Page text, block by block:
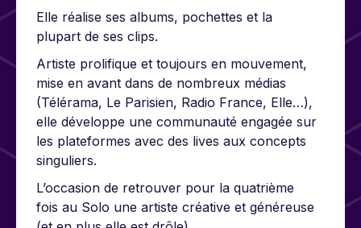
Elle réalise ses albums, pochettes et la
plupart de ses clips.
Artiste prolifique et toujours en mouvement,
mise en avant dans de nombreux médias
(Télérama, Le Parisien, Radio France, Elle…),
elle développe une communauté engagée sur
les plateformes avec des lives aux concepts
singuliers.
L’occasion de retrouver pour la quatrième
fois au Solo une artiste créative et généreuse